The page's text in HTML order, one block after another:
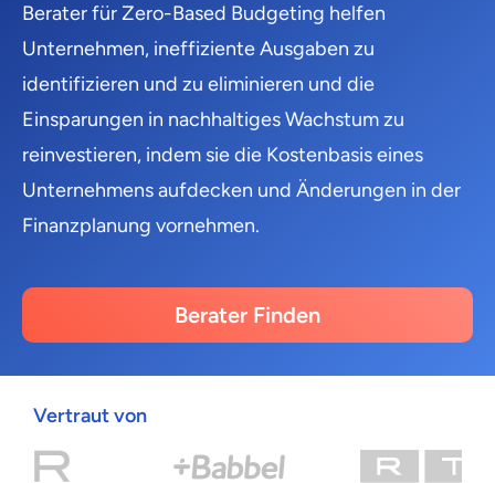
Berater für Zero-Based Budgeting helfen
Unternehmen, ineffiziente Ausgaben zu
identifizieren und zu eliminieren und die
Einsparungen in nachhaltiges Wachstum zu
reinvestieren, indem sie die Kostenbasis eines
Unternehmens aufdecken und Änderungen in der
Finanzplanung vornehmen.
Berater Finden
Vertraut von